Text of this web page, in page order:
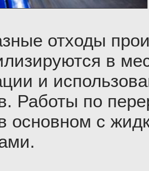
отходы
в
и
Работы по
основном с